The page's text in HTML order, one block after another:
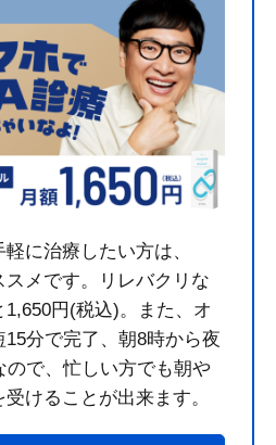
に治療したい方は、
スメです。リレバクリな
円(税込)。また、オ
分で完了、朝8時から夜
ので、忙しい方でも朝や
けることが出来ます。